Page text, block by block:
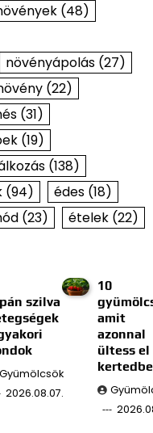
(48)
növényápolás(27)
(22)
(31)
(19)
(138)
(94) édes(18)
(23) ételek(22)
szilva
Gyümölcsök
2026.08.07.
10
amit
azonnal
ültess el